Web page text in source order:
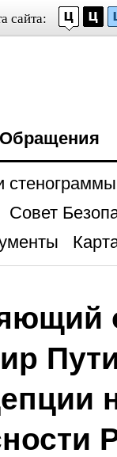
сайта:
Обращения
стенограммы
Совет